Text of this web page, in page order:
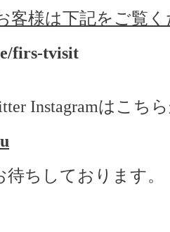
客様は下記をご覧く
firs-tvisit
Instagramはこちら
ちしております。